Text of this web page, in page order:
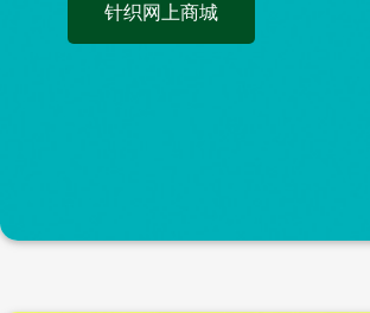
针织网上商城